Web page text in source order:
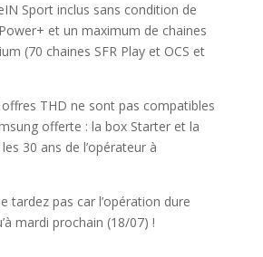
Sport inclus sans condition de
et un maximum de chaines
(70 chaines SFR Play et OCS et
THD ne sont pas compatibles
offerte : la box Starter et la
30 ans de l’opérateur à
tardez pas car l’opération dure
mardi prochain (18/07) !